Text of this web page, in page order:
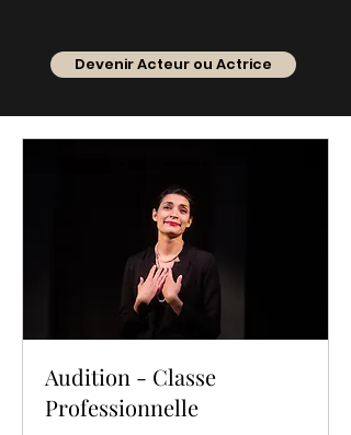
Devenir Acteur ou Actrice
Audition - Classe
Professionnelle